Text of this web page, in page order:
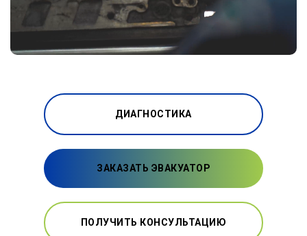
ДИАГНОСТИКА
ЗАКАЗАТЬ ЭВАКУАТОР
ПОЛУЧИТЬ КОНСУЛЬТАЦИЮ